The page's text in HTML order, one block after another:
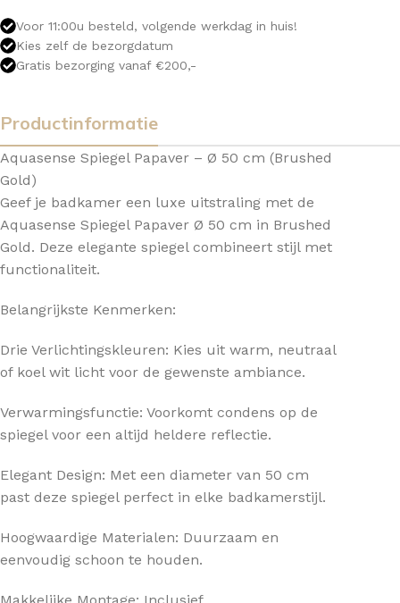
Voor 11:00u besteld, volgende werkdag in huis!
Kies zelf de bezorgdatum
Gratis bezorging vanaf €200,-
Productinformatie
Aquasense Spiegel Papaver – Ø 50 cm (Brushed
Gold)
Geef je badkamer een luxe uitstraling met de
Aquasense Spiegel Papaver Ø 50 cm in Brushed
Gold. Deze elegante spiegel combineert stijl met
functionaliteit.
Belangrijkste Kenmerken:
Drie Verlichtingskleuren: Kies uit warm, neutraal
of koel wit licht voor de gewenste ambiance.
Verwarmingsfunctie: Voorkomt condens op de
spiegel voor een altijd heldere reflectie.
Elegant Design: Met een diameter van 50 cm
past deze spiegel perfect in elke badkamerstijl.
Hoogwaardige Materialen: Duurzaam en
eenvoudig schoon te houden.